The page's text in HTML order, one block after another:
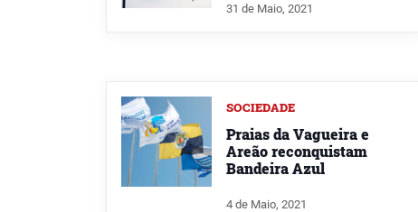
31 de Maio, 2021
SOCIEDADE
Praias da Vagueira e
Areão reconquistam
Bandeira Azul
4 de Maio, 2021